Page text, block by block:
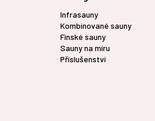
Infrasauny
Kombinované sauny
Finské sauny
Sauny na míru
Příslušenství